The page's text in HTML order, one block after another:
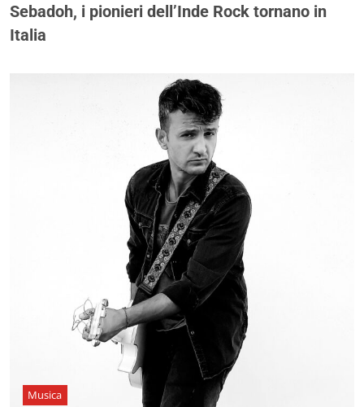
Sebadoh, i pionieri dell’Inde Rock tornano in
Italia
Musica